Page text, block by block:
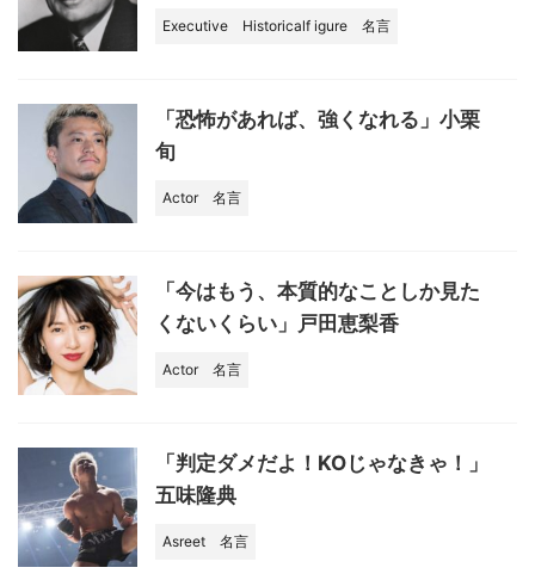
Executive Historicalf igure 名言
「恐怖があれば、強くなれる」小栗
旬
Actor 名言
「今はもう、本質的なことしか見た
くないくらい」戸田恵梨香
Actor 名言
「判定ダメだよ！KOじゃなきゃ！」
五味隆典
Asreet 名言